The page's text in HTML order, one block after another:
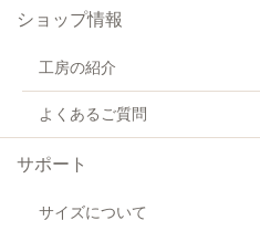
ショップ情報
工房の紹介
よくあるご質問
サポート
サイズについて